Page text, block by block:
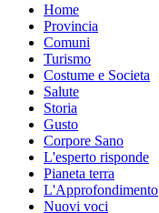
Home
Provincia
Comuni
Turismo
Costume e Societa
Salute
Storia
Gusto
Corpore Sano
L'esperto risponde
Pianeta terra
L'Approfondimento
Nuovi voci